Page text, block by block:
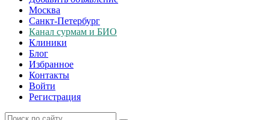
Москва
Санкт-Петербург
Канал сурмам и БИО
Клиники
Блог
Избранное
Контакты
Войти
Регистрация